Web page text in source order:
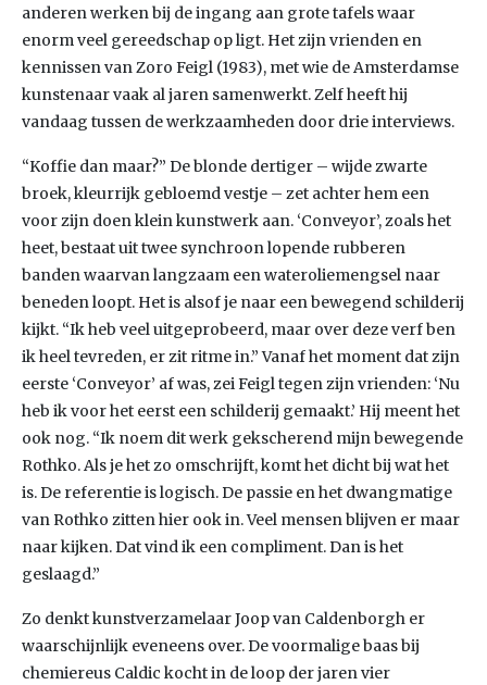
anderen werken bij de ingang aan grote tafels waar
enorm veel gereedschap op ligt. Het zijn vrienden en
kennissen van Zoro Feigl (1983), met wie de Amsterdamse
kunstenaar vaak al jaren samenwerkt. Zelf heeft hij
vandaag tussen de werkzaamheden door drie interviews.
“Koffie dan maar?” De blonde dertiger – wijde zwarte
broek, kleurrijk gebloemd vestje – zet achter hem een
voor zijn doen klein kunstwerk aan. ‘Conveyor’, zoals het
heet, bestaat uit twee synchroon lopende rubberen
banden waarvan langzaam een wateroliemengsel naar
beneden loopt. Het is alsof je naar een bewegend schilderij
kijkt. “Ik heb veel uitgeprobeerd, maar over deze verf ben
ik heel tevreden, er zit ritme in.” Vanaf het moment dat zijn
eerste ‘Conveyor’ af was, zei Feigl tegen zijn vrienden: ‘Nu
heb ik voor het eerst een schilderij gemaakt.’ Hij meent het
ook nog. “Ik noem dit werk gekscherend mijn bewegende
Rothko. Als je het zo omschrijft, komt het dicht bij wat het
is. De referentie is logisch. De passie en het dwangmatige
van Rothko zitten hier ook in. Veel mensen blijven er maar
naar kijken. Dat vind ik een compliment. Dan is het
geslaagd.”
Zo denkt kunstverzamelaar Joop van Caldenborgh er
waarschijnlijk eveneens over. De voormalige baas bij
chemiereus Caldic kocht in de loop der jaren vier